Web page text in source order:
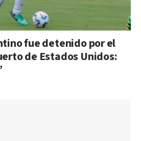
fue detenido por el
de Estados Unidos: